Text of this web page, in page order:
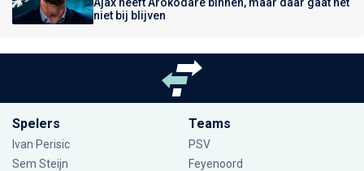
niet bij blijven
Spelers
Ivan Perisic
Sem Steijn
Teams
PSV
Feyenoord